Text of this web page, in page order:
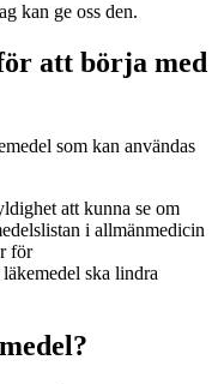
kan ge oss den.
att börja med
som kan användas
att kunna se om
i allmänmedicin
för
ska lindra